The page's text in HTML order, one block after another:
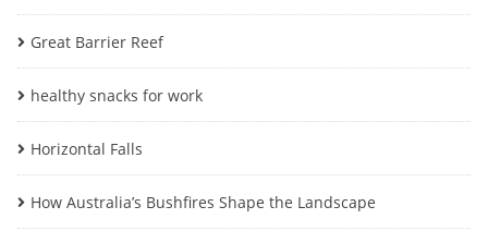
Great Barrier Reef
healthy snacks for work
Horizontal Falls
How Australia’s Bushfires Shape the Landscape